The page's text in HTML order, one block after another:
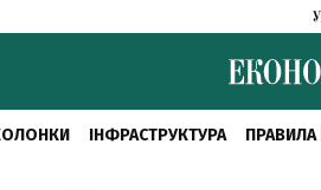
ІНФРАСТРУКТУРА ПРАВИЛА